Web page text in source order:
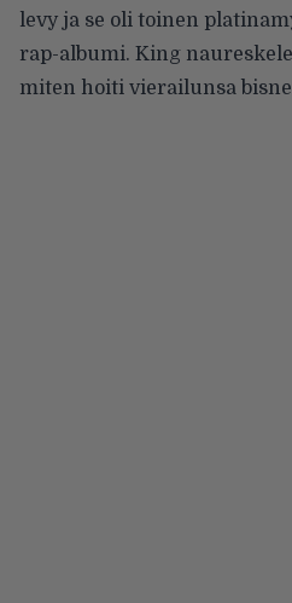
levy ja se oli toinen
rap-albumi. King
miten hoiti vierailunsa